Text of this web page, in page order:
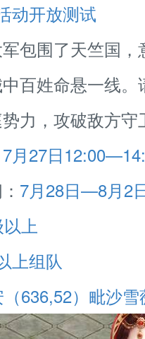
动开放测试
围了天竺国，
百姓命悬一线。
力，攻破敌方守
7月27日
7月28日—8月2
上
上组队
636,52）毗沙雪